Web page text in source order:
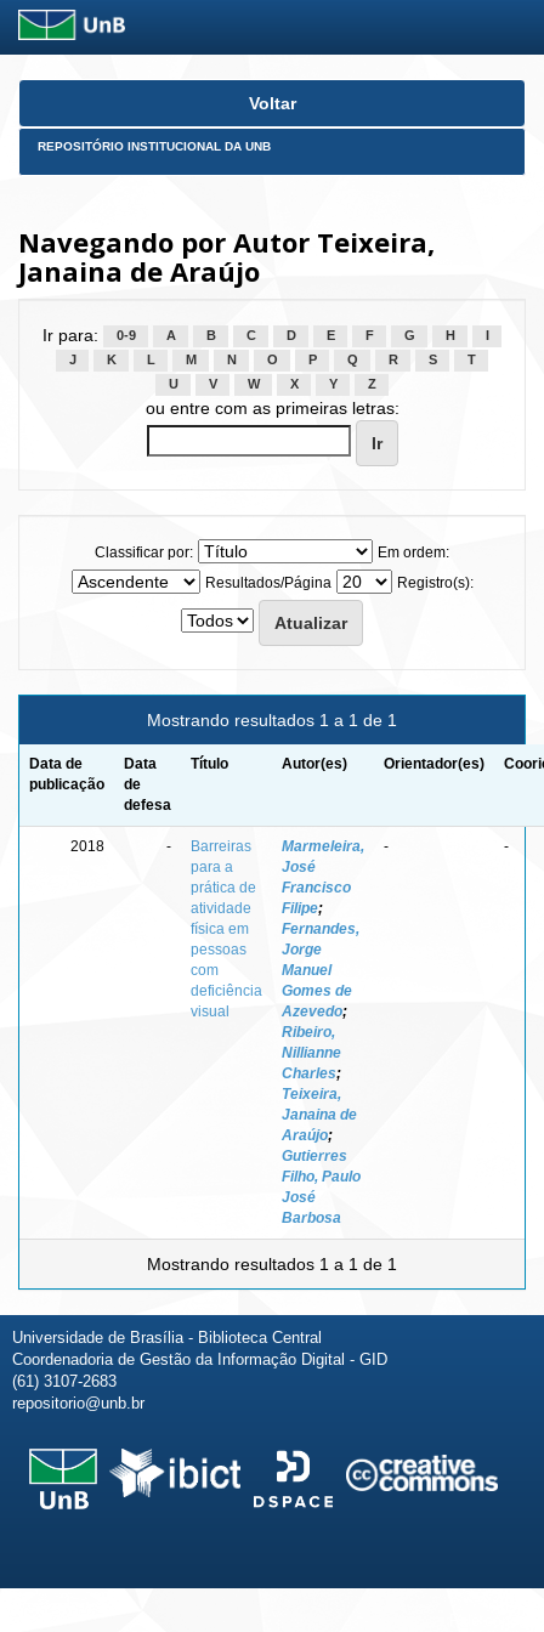
Skip
Voltar
REPOSITÓRIO INSTITUCIONAL DA UNB
Navegando por Autor Teixeira,
Janaina de Araújo
Ir para: 0-9 A B C D E F G H
J
K L M N O P Q R S
T
U
V W X Y Z
ou entre com as primeiras letras:
Classificar por:
Em ordem:
Resultados/Página
Registro(s):
Mostrando resultados 1 a 1 de 1
Data de
publicação
Data
de
defesa
Título Autor(es) Orientador(es)
2018 -
Barreiras
para a
prática de
atividade
física em
pessoas
com
deficiência
visual
Marmeleira,
José
Francisco
Filipe;
Fernandes,
Jorge
Manuel
Gomes de
Azevedo;
Ribeiro,
Nillianne
Charles;
Teixeira,
Janaina de
Araújo;
Gutierres
Filho, Paulo
José
Barbosa
- -
Mostrando resultados 1 a 1 de 1
Universidade de Brasília - Biblioteca Central
Coordenadoria de Gestão da Informação Digital - GID
(61) 3107-2683
repositorio@unb.br